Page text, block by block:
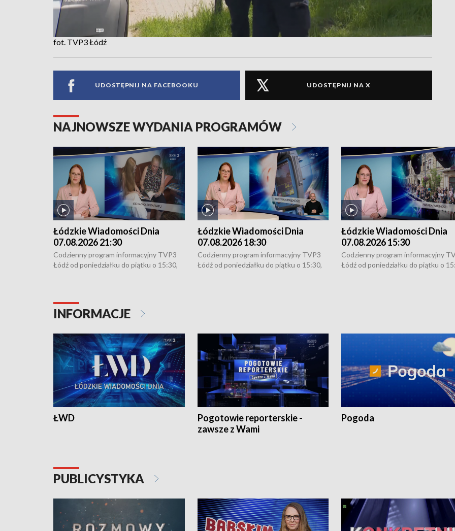
fot. TVP3 Łódź
UDOSTĘPNIJ NA FACEBOOKU UDOSTĘPNIJ NA X
NAJNOWSZE WYDANIA PROGRAMÓW
Łódzkie Wiadomości Dnia
07.08.2026 21:30
Codzienny program informacyjny TVP3
Łódź od poniedziałku do piątku o 15:30,
Łódzkie Wiadomości Dnia
07.08.2026 18:30
Codzienny program informacyjny TVP3
Łódź od poniedziałku do piątku o 15:30,
Łódzkie Wiadomości Dnia
07.08.2026 15:30
Codzienny program informacyjny
Łódź od poniedziałku do piątku o
INFORMACJE
ŁWD
Pogotowie reporterskie -
zawsze z Wami
Pogoda
PUBLICYSTYKA